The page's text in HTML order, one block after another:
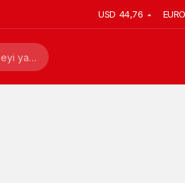
USD 44,76 EURO